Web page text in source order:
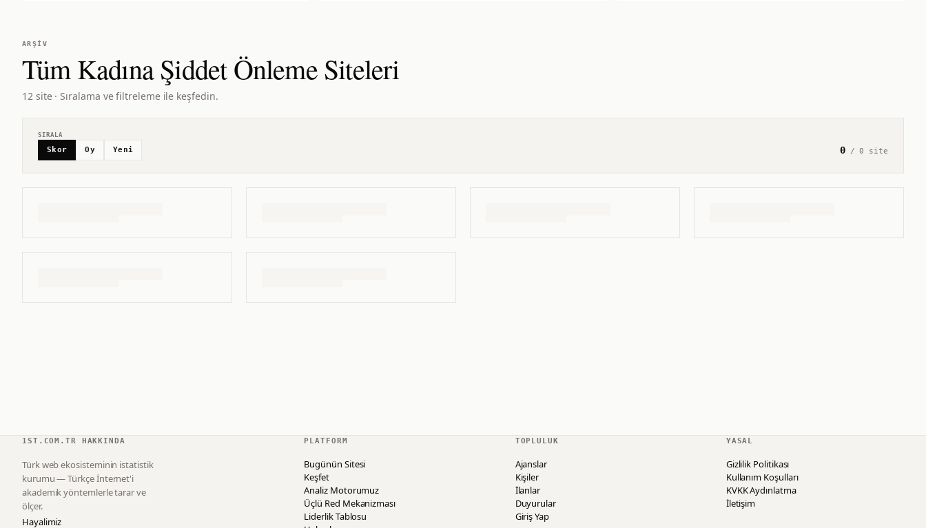
ARŞIV
TümKadına Şiddet ÖnlemeSiteleri
12 site · Sıralama ve filtreleme ile keşfedin.
SIRALA
Skor Oy Yeni 0/0 site
1ST.COM.TR HAKKINDA
Türk web ekosisteminin istatistik
kurumu — Türkçe İnternet'i
akademik yöntemlerle tarar ve
ölçer.
Hayalimiz
PLATFORM
Bugünün Sitesi
Keşfet
Analiz Motorumuz
Üçlü Red Mekanizması
Liderlik Tablosu
TOPLULUK
Ajanslar
Kişiler
İlanlar
Duyurular
Giriş Yap
YASAL
Gizlilik Politikası
Kullanım Koşulları
KVKK Aydınlatma
İletişim